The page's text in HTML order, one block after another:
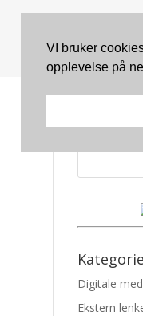
Søk
Digitale
Ekstern
VI bruker
opplevelse på